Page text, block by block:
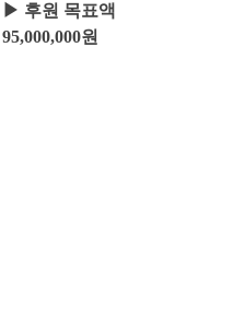
▶ 후원 목표액
95,000,000원